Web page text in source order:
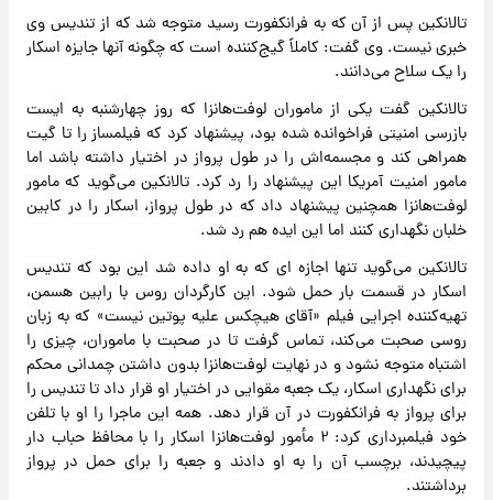
تالانکین پس از آن که به فرانکفورت رسید متوجه شد که از تندیس وی
خبری نیست. وی گفت: کاملاً گیج‌کننده است که چگونه آنها جایزه اسکار
را یک سلاح می‌دانند.
تالانکین گفت یکی از ماموران لوفت‌هانزا که روز چهارشنبه به ایست
بازرسی امنیتی فراخوانده شده بود، پیشنهاد کرد که فیلمساز را تا گیت
همراهی کند و مجسمه‌اش را در طول پرواز در اختیار داشته باشد اما
مامور امنیت آمریکا این پیشنهاد را رد کرد. تالانکین می‌گوید که مامور
لوفت‌هانزا همچنین پیشنهاد داد که در طول پرواز، اسکار را در کابین
خلبان نگهداری کنند اما این ایده هم رد شد.
تالانکین می‌گوید تنها اجازه ای که به او داده شد این بود که تندیس
اسکار در قسمت بار حمل شود. این کارگردان روس با رابین هسمن،
تهیه‌کننده اجرایی فیلم «آقای هیچکس علیه پوتین نیست» که به زبان
روسی صحبت می‌کند، تماس گرفت تا در صحبت با ماموران، چیزی را
اشتباه متوجه نشود و در نهایت لوفت‌هانزا بدون داشتن چمدانی محکم
برای نگهداری اسکار، یک جعبه مقوایی در اختیار او قرار داد تا تندیس را
برای پرواز به فرانکفورت در آن قرار دهد. همه این ماجرا را او با تلفن
خود فیلمبرداری کرد: ۲ مأمور لوفت‌هانزا اسکار را با محافظ حباب دار
پیچیدند، برچسب آن را به او دادند و جعبه را برای حمل در پرواز
برداشتند.